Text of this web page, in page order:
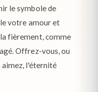
le symbole de
votre amour et
fièrement, comme
Offrez-vous, ou
aimez, l'éternité